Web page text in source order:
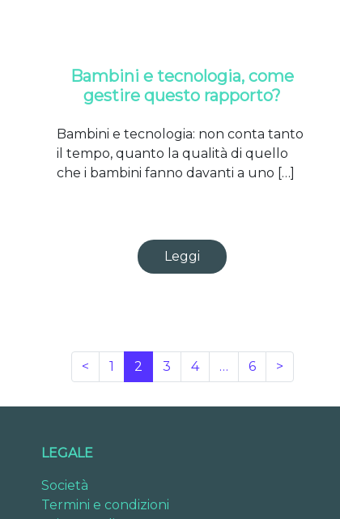
Bambini e tecnologia, come
gestire questo rapporto?
Bambini e tecnologia: non conta tanto
il tempo, quanto la qualità di quello
che i bambini fanno davanti a uno […]
Leggi
< 1 2 3 4 … 6 >
LEGALE
Società
Termini e condizioni